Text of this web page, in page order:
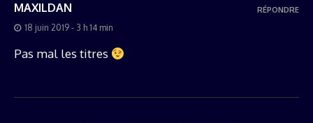
MAXILDAN
18 juin 2019 - 3 h 14 min
Pas mal les titres
RÉPONDRE